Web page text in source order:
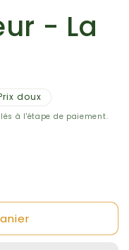
- La
doux
à l'étape de paiement.